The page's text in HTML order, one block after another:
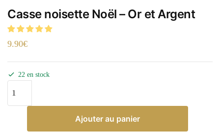
Casse noisette Noël – Or et Argent
9.90€
22 en stock
Ajouter au panier